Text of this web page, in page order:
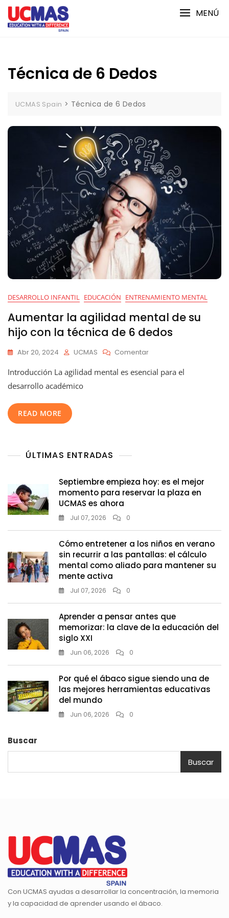
Saltar
contenido
MENÚ
Técnica de 6 Dedos
UCMAS Spain > Técnica de 6 Dedos
DESARROLLO INFANTIL EDUCACIÓN ENTRENAMIENTO MENTAL
Aumentar la agilidad mental de su
hijo con la técnica de 6 dedos
Abr 20, 2024 UCMAS ComentarEn
La
Dedos
Introducción La agilidad mental es esencial para el
desarrollo académico
READ MORE
ÚLTIMAS ENTRADAS
Septiembre empieza hoy: es el mejor
momento para reservar la plaza en
UCMAS es ahora
Jul 07, 2026 0
Cómo entretener a los niños en verano
sin recurrir a las pantallas: el cálculo
mental como aliado para mantener su
mente activa
Jul 07, 2026 0
Aprender a pensar antes que
memorizar: la clave de la educación del
siglo XXI
Jun 06, 2026 0
Por qué el ábaco sigue siendo una de
las mejores herramientas educativas
del mundo
Jun 06, 2026 0
Buscar
Buscar
Con UCMAS ayudas a desarrollar la concentración, la memoria
y la capacidad de aprender usando el ábaco.